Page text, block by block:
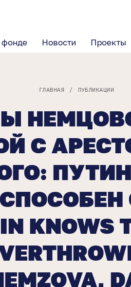
Проекты
Новости
ГЛАВНАЯ / ПУБЛИКАЦИИ
С
KNOWS